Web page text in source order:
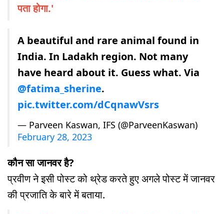
पता होगा.'
A beautiful and rare animal found in
India. In Ladakh region. Not many
have heard about it. Guess what. Via
@fatima_sherine.
pic.twitter.com/dCqnawVsrs
— Parveen Kaswan, IFS (@ParveenKaswan)
February 28, 2023
कौन सा जानवर है?
प्रवीण ने इसी पोस्ट को थ्रेड करते हुए अगले पोस्ट में जानवर
की प्रजाति के बारे में बताया.